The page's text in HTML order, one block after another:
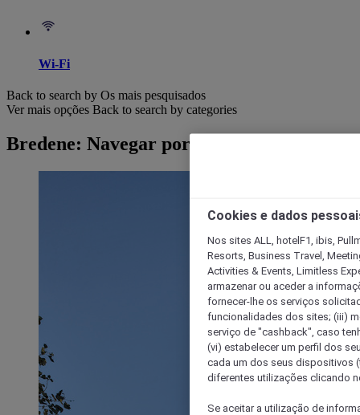
Wi-Fi
Back to search by Os mais pesquisados
Ver mais opções Back to search by categories
Bredene: Navegar por hotéis
Cookies e dados
Nos sites ALL, hotelF1, ibis,
Resorts, Business Travel,
Activities & Events, Limitless
armazenar ou aceder a
fornecer-lhe os serviços
funcionalidades dos sites; (iii)
serviço de "cashback", caso
(vi) estabelecer um perfil dos
cada um dos seus dispositivos
diferentes utilizações clicando
Se aceitar a utilização de